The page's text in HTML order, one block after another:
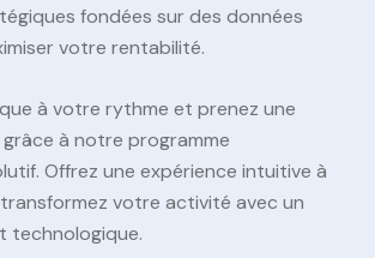
fondées sur des données
votre rentabilité.
à votre rythme et prenez une
grâce à notre programme
Offrez une expérience intuitive à
votre activité avec un
technologique.